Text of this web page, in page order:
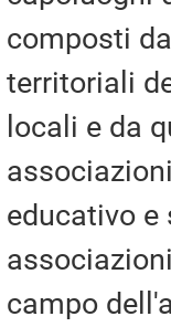
composti
territoriali
locali e da
educativo e
campo